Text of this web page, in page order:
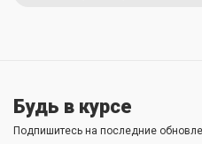
Будь в курсе
Подпишитесь на последние